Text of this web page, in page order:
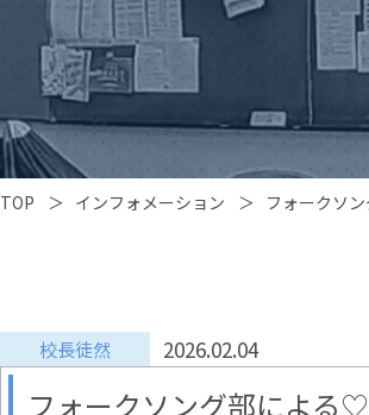
TOP ＞ インフォメーション ＞ フォークソ
校長徒然 2026.02.04
フォークソング部による